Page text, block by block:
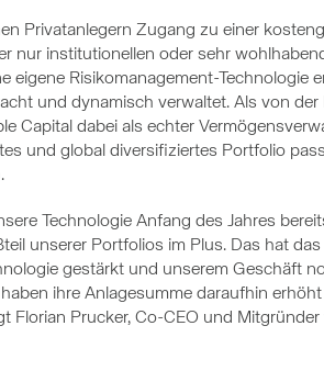
Privatanlegern Zugang zu einer
nur institutionellen oder sehr
eigene Risikomanagement-Technologie
und dynamisch verwaltet. Als von der
Capital dabei als echter
und global diversifiziertes Portfolio
Technologie Anfang des Jahres
unserer Portfolios im Plus. Das hat
gestärkt und unserem Geschäft
ihre Anlagesumme daraufhin
Florian Prucker, Co-CEO und